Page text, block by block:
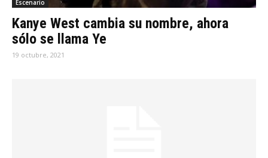
Escenario
Kanye West cambia su nombre, ahora
sólo se llama Ye
19 octubre, 2021